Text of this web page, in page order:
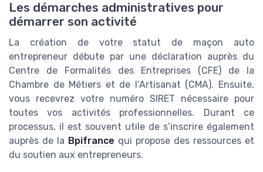
Les démarches administratives pour
démarrer son activité
La création de votre statut de maçon auto
entrepreneur débute par une déclaration auprès du
Centre de Formalités des Entreprises (CFE) de la
Chambre de Métiers et de l’Artisanat (CMA). Ensuite,
vous recevrez votre numéro SIRET nécessaire pour
toutes vos activités professionnelles. Durant ce
processus, il est souvent utile de s’inscrire également
auprès de la Bpifrance qui propose des ressources et
du soutien aux entrepreneurs.